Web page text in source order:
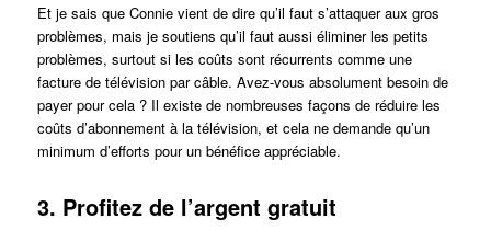
Et je sais que Connie vient de dire qu’il faut s’attaquer aux gros
problèmes, mais je soutiens qu’il faut aussi éliminer les petits
problèmes, surtout si les coûts sont récurrents comme une
facture de télévision par câble. Avez-vous absolument besoin de
payer pour cela ? Il existe de nombreuses façons de réduire les
coûts d’abonnement à la télévision, et cela ne demande qu’un
minimum d’efforts pour un bénéfice appréciable.
3. Profitez de l’argent gratuit